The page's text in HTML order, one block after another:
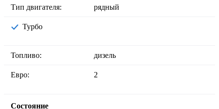
Тип двигателя: рядный
Турбо
Топливо: дизель
Евро: 2
Состояние